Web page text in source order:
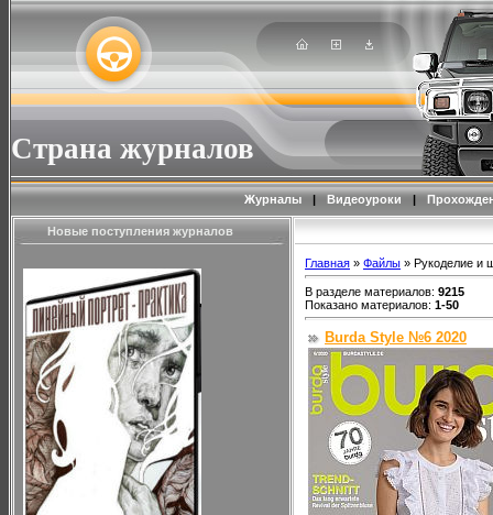
Страна журналов
Журналы | Видеоуроки |
Новые поступления журналов
Главная » Файлы » Рукоделие и
В разделе материалов: 9215
Показано материалов: 1-50
Burda Style №6 2020